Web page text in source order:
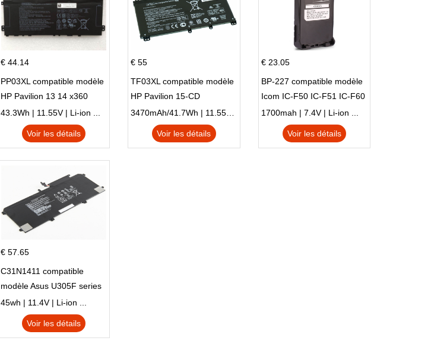
€ 44.14
PP03XL compatible modèle
HP Pavilion 13 14 x360
L83388-AC1 L83388-421
HSTNN-LB8S M01118-421
M01144-005 13-BB 14-DV
43.3Wh | 11.55V | Li-ion ...
Voir les détails
€ 55
TF03XL compatible modèle
HP Pavilion 15-CD
Voir les détails
€ 23.05
BP-227 compatible modèle
Icom IC-F50 IC-F51 IC-F60
IC-F61 IC-M87
1700mah | 7.4V | Li-ion ...
Voir les détails
€ 57.65
C31N1411 compatible
modèle Asus U305F series
45wh | 11.4V | Li-ion ...
Voir les détails